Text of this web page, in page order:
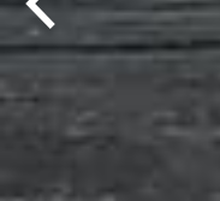
Previous